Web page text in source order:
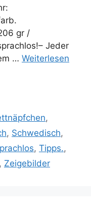
gr /
Jeder
… Weiterlesen
,
, Schwedisch,
, Tipps.,
, Zeigebilder